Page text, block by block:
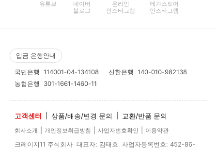
유튜브
네이버
블로그
온라인
인스타그램
메가스토어
인스타그램
입금 은행안내
국민은행 114001-04-134108 신한은행 140-010-982138
농협은행 301-1661-1460-11
고객센터 상품/배송/변경 문의 교환/반품 문의
회사소개 개인정보취급방침 사업자번호확인 이용약관
크레이지11 주식회사 대표자: 김태효 사업자등록번호: 452-86-